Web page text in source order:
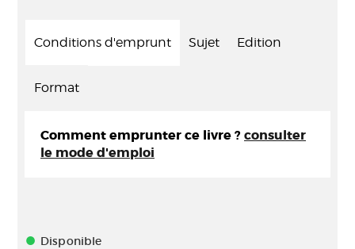
Conditions d'emprunt Sujet Edition
Format
Comment emprunter ce livre ? consulter
le mode d'emploi
Disponible